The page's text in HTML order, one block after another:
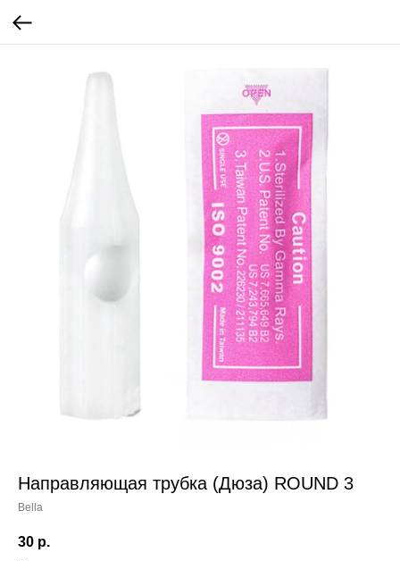
Направляющая трубка (Дюза) ROUND 3
Bella
30 р.